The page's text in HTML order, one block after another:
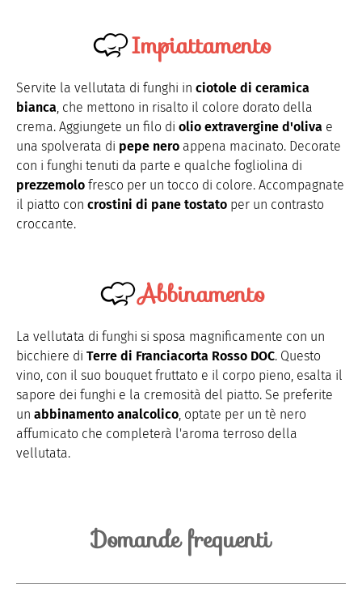
Impiattamento
Servite la vellutata di funghi in ciotole di ceramica
bianca, che mettono in risalto il colore dorato della
crema. Aggiungete un filo di olio extravergine d'oliva e
una spolverata di pepe nero appena macinato. Decorate
con i funghi tenuti da parte e qualche fogliolina di
prezzemolo fresco per un tocco di colore. Accompagnate
il piatto con crostini di pane tostato per un contrasto
croccante.
Abbinamento
La vellutata di funghi si sposa magnificamente con un
bicchiere di Terre di Franciacorta Rosso DOC. Questo
vino, con il suo bouquet fruttato e il corpo pieno, esalta il
sapore dei funghi e la cremosità del piatto. Se preferite
un abbinamento analcolico, optate per un tè nero
affumicato che completerà l'aroma terroso della
vellutata.
Domande frequenti